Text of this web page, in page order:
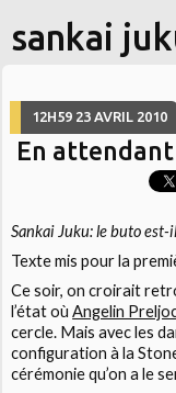
sankai
12H59 23 AVRIL 2010
En
Sankai Juku: le buto est-
Texte mis pour la
Ce soir, on croirait
l’état oùAngelin
cercle. Mais avec les
configuration à la
cérémonie qu’on a le